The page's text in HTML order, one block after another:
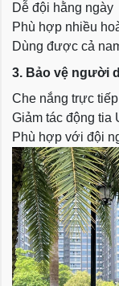
Dễ đội hằng ngày
Phù hợp nhiều
Dùng được cả
3. Bảo vệ người
Che nắng trực
Giảm tác động tia
Phù hợp với đội